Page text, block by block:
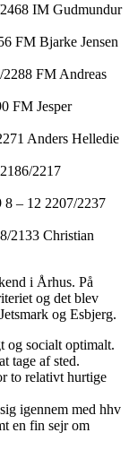
IM Gudmundur
FM Bjarke Jensen
FM Andreas
FM Jesper
Anders Helledie
2217
8 – 12 2207/2237
2133 Christian
i Århus. På
og det blev
og Esbjerg.
og socialt optimalt.
tage af sted.
to relativt hurtige
igennem med hhv
en fin sejr om